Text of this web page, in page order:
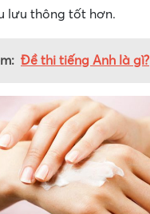
lưu thông tốt hơn.
Đề thi tiếng Anh là gì?